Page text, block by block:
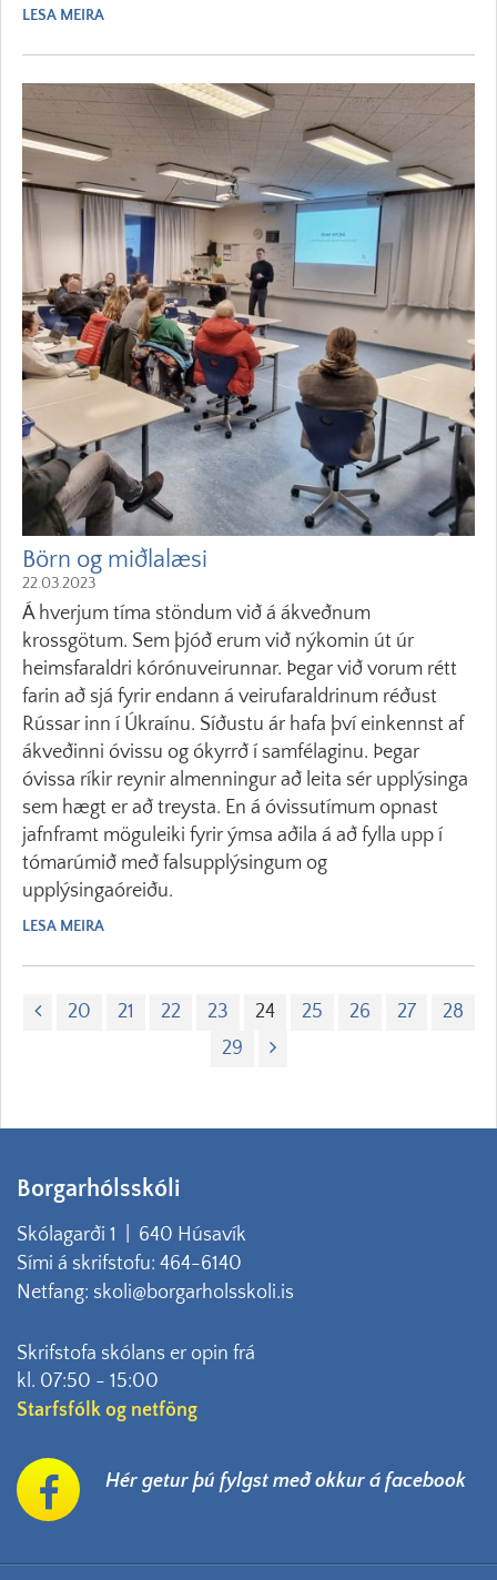
LESA MEIRA
Börn og miðlalæsi
22.03.2023
Á hverjum tíma stöndum við á ákveðnum
krossgötum. Sem þjóð erum við nýkomin út úr
heimsfaraldri kórónuveirunnar. Þegar við vorum rétt
farin að sjá fyrir endann á veirufaraldrinum réðust
Rússar inn í Úkraínu. Síðustu ár hafa því einkennst af
ákveðinni óvissu og ókyrrð í samfélaginu. Þegar
óvissa ríkir reynir almenningur að leita sér upplýsinga
sem hægt er að treysta. En á óvissutímum opnast
jafnframt möguleiki fyrir ýmsa aðila á að fylla upp í
tómarúmið með falsupplýsingum og
upplýsingaóreiðu.
LESA MEIRA
20 21 22 23 24 25 26 27
28
29
Borgarhólsskóli
Skólagarði 1 | 640 Húsavík
Sími á skrifstofu: 464-6140
Netfang: skoli@borgarholsskoli.is
Skrifstofa skólans er opin frá
kl. 07:50 - 15:00
Starfsfólk og netföng
Hér getur þú fylgst með okkur á facebook